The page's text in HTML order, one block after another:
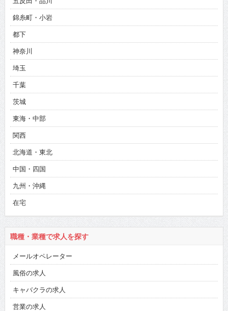
錦糸町・小岩
都下
神奈川
埼玉
千葉
茨城
東海・中部
関西
北海道・東北
中国・四国
九州・沖縄
在宅
職種・業種で求人を探す
メールオペレーター
風俗の求人
キャバクラの求人
営業の求人